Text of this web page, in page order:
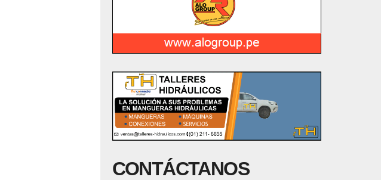
CONTÁCTANOS